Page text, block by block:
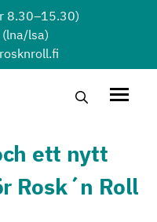
8.30–15.30)
(lna/lsa)
Sök …
ett nytt
Rosk´n Roll